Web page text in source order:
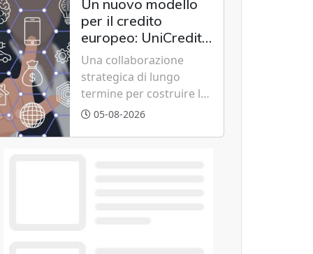
risparmi diretti in
bolletta, offrendo
un'alternativa ideale
soprattutto per chi vive
in appartamento nei
centri urbani.
Un nuovo modello
per il credito
europeo: UniCredit,
Accenture e IBM
scommettono
sull'innovazione
tecnologica
Una collaborazione
strategica di lungo
termine per costruire la
piattaforma bancaria di
05-08-2026